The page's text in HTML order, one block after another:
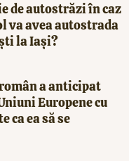
de autostrăzi în caz
va avea autostrada
la Iași?
a anticipat
Europene cu
ca ea să se